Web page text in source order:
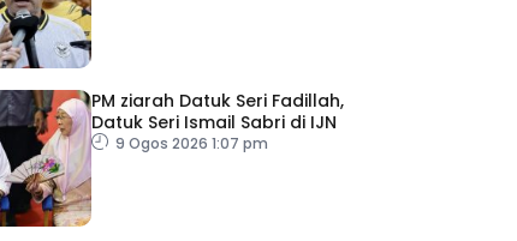
PM ziarah Datuk Seri Fadillah,
Datuk Seri Ismail Sabri di IJN
9 Ogos 2026 1:07 pm